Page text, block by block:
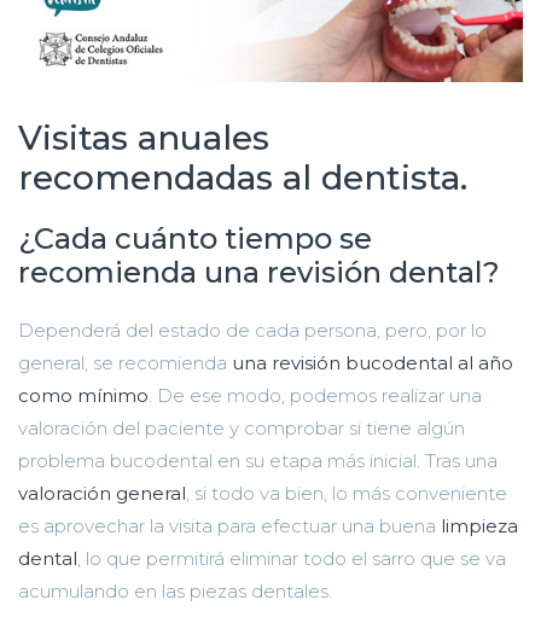
Visitas anuales
recomendadas al dentista.
¿Cada cuánto tiempo se
recomienda una revisión dental?
Dependerá del estado de cada persona, pero, por lo
general, se recomienda una revisión bucodental al año
como mínimo. De ese modo, podemos realizar una
valoración del paciente y comprobar si tiene algún
problema bucodental en su etapa más inicial. Tras una
valoración general, si todo va bien, lo más conveniente
es aprovechar la visita para efectuar una buena limpieza
dental, lo que permitirá eliminar todo el sarro que se va
acumulando en las piezas dentales.